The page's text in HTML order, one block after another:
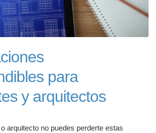
para
y arquitectos
arquitecto no puedes perderte estas